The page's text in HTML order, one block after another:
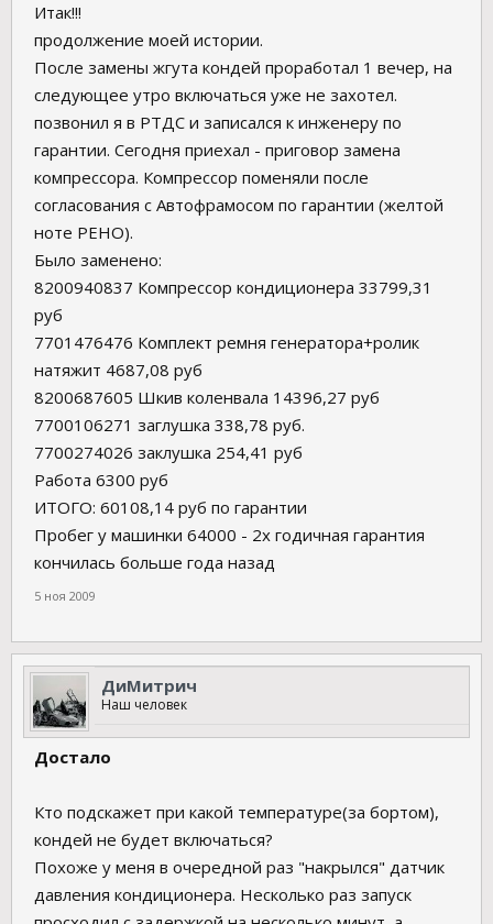
"Выполнили техническое решение рено по замене жгута
проводки компрессора кондиционера" (желтая нота),
ошибку скинули. Щас кондей работает. Сказали если
ошибка повторится будут решать вопрос о замене
компрессора по гарантии (хотя гарантии уже давно нет).
Короче всем у кого делали перепрограммирование и
возникли проблемы с кандеем - ехать к официалам - пока
рено платит.
Для справки: делал в РТДС на 26км МКАД. Стоимость
ремонта - 2400, стоимость комплекта проводки 2466,20. В
итоге 4866,20 - по гарантии.
Номерок комплекта проводки (может кому понадобится) -
Итак!!!
продолжение моей истории.
После замены жгута кондей проработал 1 вечер, на
следующее утро включаться уже не захотел.
позвонил я в РТДС и записался к инженеру по
гарантии. Сегодня приехал - приговор замена
компрессора. Компрессор поменяли после
согласования с Автофрамосом по гарантии (желтой
ноте РЕНО).
Было заменено:
8200940837 Компрессор кондиционера 33799,31
руб
7701476476 Комплект ремня генератора+ролик
натяжит 4687,08 руб
8200687605 Шкив коленвала 14396,27 руб
7700106271 заглушка 338,78 руб.
7700274026 заклушка 254,41 руб
Работа 6300 руб
ИТОГО: 60108,14 руб по гарантии
Пробег у машинки 64000 - 2х годичная гарантия
кончилась больше года назад
5 ноя 2009
ДиМитрич
Наш человек
Достало
Кто подскажет при какой температуре(за бортом),
кондей не будет включаться?
Похоже у меня в очередной раз "накрылся" датчик
давления кондиционера. Несколько раз запуск